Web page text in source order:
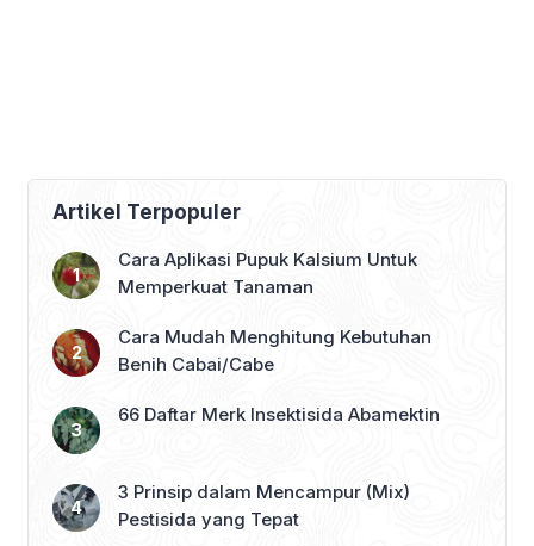
Artikel Terpopuler
Cara Aplikasi Pupuk Kalsium Untuk
Memperkuat Tanaman
Cara Mudah Menghitung Kebutuhan
Benih Cabai/Cabe
66 Daftar Merk Insektisida Abamektin
3 Prinsip dalam Mencampur (Mix)
Pestisida yang Tepat